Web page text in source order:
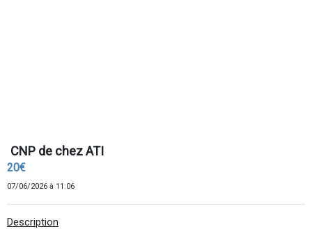
CNP de chez ATI
20€
07/06/2026 à 11:06
Description